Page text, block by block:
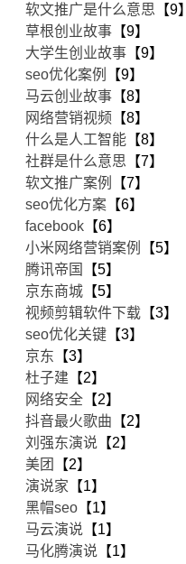
软文推广是什么意思 【9】
草根创业故事 【9】
大学生创业故事 【9】
seo优化案例
【9】
马云创业故事 【8】
网络营销视频 【8】
什么是人工智能 【8】
社群是什么意思 【7】
软文推广案例
【7】
seo优化方案 【6】
facebook 【6】
小米网络营销案例
【5】
腾讯帝国
【5】
京东商城 【5】
视频剪辑软件下载 【3】
seo优化关键 【3】
京东 【3】
杜子建 【2】
网络安全 【2】
抖音最火歌曲 【2】
刘强东演说 【2】
美团
【2】
演说家 【1】
黑帽seo 【1】
马云演说 【1】
马化腾演说 【1】